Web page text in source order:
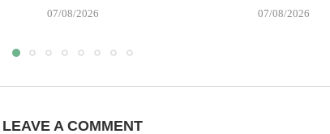
07/08/2026 07/08/2026
LEAVE A COMMENT